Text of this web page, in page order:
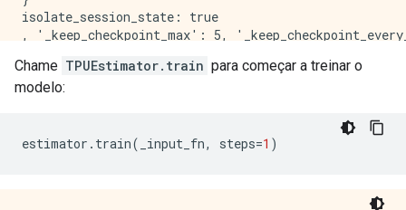
isolate_session_state: true
, '_keep_checkpoint_max': 5,
Chame TPUEstimator.train para começar a treinar o
modelo:
estimator . train( _input_fn, steps=1 )